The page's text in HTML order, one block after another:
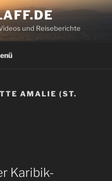
und Reiseberichte
AMALIE (ST.
Karibik-